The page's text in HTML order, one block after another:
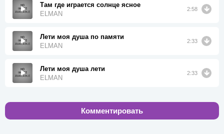
Там где играется солнце ясное
ELMAN
2:58
Лети моя душа по памяти
ELMAN
2:33
Лети моя душа лети
ELMAN
2:33
Комментировать